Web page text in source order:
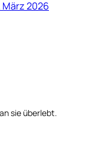
März 2026
sie überlebt.